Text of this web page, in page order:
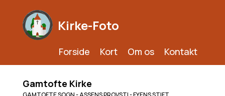
Kirke-Foto
Forside Kort Om os Kontakt
Gamtofte Kirke